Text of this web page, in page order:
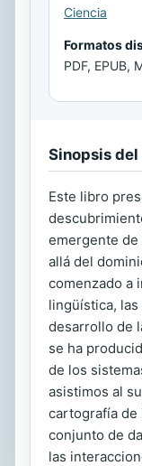
Ciencia
Formatos
PDF, EPUB,
Sinopsis
Este libro
emergente de
allá del
comenzado a
lingüística,
desarrollo de
se ha
de los
asistimos al
cartografía de
conjunto de
las